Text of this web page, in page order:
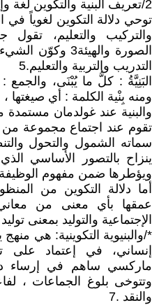
2/تعريف البنية والتكوين لغة وإصطلاحاً:
توحي دلالة التكوين لغوياً في
والتركيب والتعليم،
التدريب والتربية والتعليم.5
البَنِيَّةُ : كلُّ ما يُبْنَى، والجمع :
ومنه بِنْية الكلمة : أي صيغتها ،
والبنية عند غولدمان
تقوم عند اجتماع مجموعة
سماته الشمول والتحول
ينزاح بالتصور الأساسي
ويؤطرها ضمن مفهوم الوظيفة
أما دلالة التكوين من
عمقها بأي معنى من معاني
الإجتماعية والتوليد بمعنى
*/والبنيوية التكوينية: هي
إنساني، في إعتماد على
ماركسي ساهم في إرساء
وتتوخى بلوغ الجماعات ،
والنقد .7